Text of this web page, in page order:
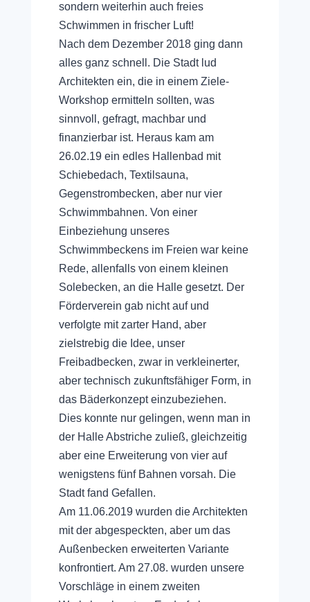
sondern weiterhin auch freies
Schwimmen in frischer Luft!
Nach dem Dezember 2018 ging dann
alles ganz schnell. Die Stadt lud
Architekten ein, die in einem Ziele-
Workshop ermitteln sollten, was
sinnvoll, gefragt, machbar und
finanzierbar ist. Heraus kam am
26.02.19 ein edles Hallenbad mit
Schiebedach, Textilsauna,
Gegenstrombecken, aber nur vier
Schwimmbahnen. Von einer
Einbeziehung unseres
Schwimmbeckens im Freien war keine
Rede, allenfalls von einem kleinen
Solebecken, an die Halle gesetzt. Der
Förderverein gab nicht auf und
verfolgte mit zarter Hand, aber
zielstrebig die Idee, unser
Freibadbecken, zwar in verkleinerter,
aber technisch zukunftsfähiger Form, in
das Bäderkonzept einzubeziehen.
Dies konnte nur gelingen, wenn man in
der Halle Abstriche zuließ, gleichzeitig
aber eine Erweiterung von vier auf
wenigstens fünf Bahnen vorsah. Die
Stadt fand Gefallen.
Am 11.06.2019 wurden die Architekten
mit der abgespeckten, aber um das
Außenbecken erweiterten Variante
konfrontiert. Am 27.08. wurden unsere
Vorschläge in einem zweiten